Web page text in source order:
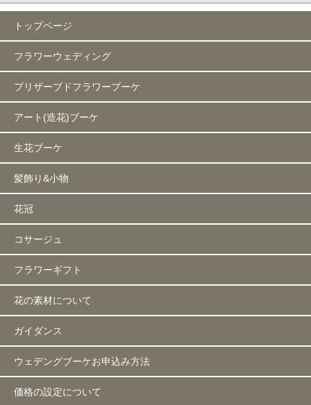
トップページ
フラワーウェディング
プリザーブドフラワーブーケ
アート(造花)ブーケ
生花ブーケ
髪飾り&小物
花冠
コサージュ
フラワーギフト
花の素材について
ガイダンス
ウェデングブーケお申込み方法
価格の設定について